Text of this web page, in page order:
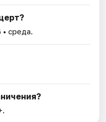
• среда.